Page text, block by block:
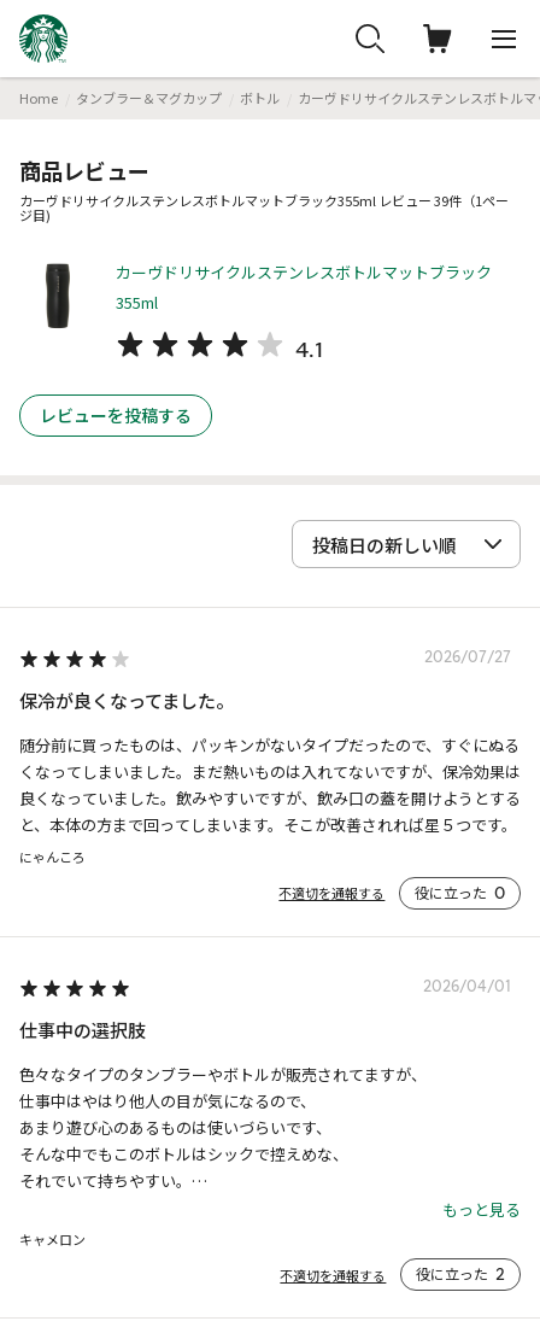
Home タンブラー＆マグカップ ボトル カーヴドリサイクルステンレスボトル
商品レビュー
カーヴドリサイクルステンレスボトルマットブラック355ml レビュー 39件（1ペー
ジ目)
カーヴドリサイクルステンレスボトルマットブラック
355ml
4.1
レビューを投稿する
2026/07/27
保冷が良くなってました。
随分前に買ったものは、パッキンがないタイプだったので、すぐにぬる
くなってしまいました。まだ熱いものは入れてないですが、保冷効果は
良くなっていました。飲みやすいですが、飲み口の蓋を開けようとする
と、本体の方まで回ってしまいます。そこが改善されれば星５つです。
にゃんころ
不適切を通報する
役に立った 0
2026/04/01
仕事中の選択肢
色々なタイプのタンブラーやボトルが販売されてますが、
仕事中はやはり他人の目が気になるので、
あまり遊び心のあるものは使いづらいです、
そんな中でもこのボトルはシックで控えめな、
それでいて持ちやすい。
贈り物としてももらっても喜んでもらえるのではないでしょうか？
空気が上手く逃げてくれるのでドバッと吐き出さない点です。
熱いものだと火傷する可能性あるし、
もっと見る
キャメロン
不適切を通報する
役に立った 2